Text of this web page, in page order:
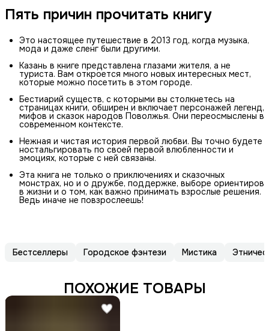
Пять причин прочитать книгу
Это настоящее путешествие в 2013 год, когда музыка,
мода и даже сленг были другими.
Казань в книге представлена глазами жителя, а не
туриста. Вам откроется много новых интересных мест,
которые можно посетить в этом городе.
Бестиарий существ, с которыми вы столкнетесь на
страницах книги, обширен и включает персонажей легенд,
мифов и сказок народов Поволжья. Они переосмыслены в
современном контексте.
Нежная и чистая история первой любви. Вы точно будете
ностальгировать по своей первой влюбленности и
эмоциях, которые с ней связаны.
Эта книга не только о приключениях и сказочных
монстрах, но и о дружбе, поддержке, выборе ориентиров
в жизни и о том, как важно принимать взрослые решения.
Ведь иначе не повзрослеешь!
Бестселлеры Городское фэнтези Мистика
ПОХОЖИЕ ТОВАРЫ